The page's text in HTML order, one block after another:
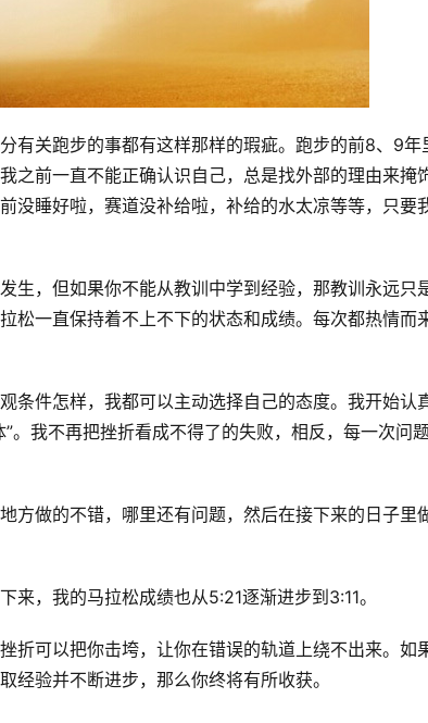
有关跑步的事都有这样那样的瑕疵。跑步的前8、9年
之前一直不能正确认识自己，总是找外部的理由来掩
睡好啦，赛道没补给啦，补给的水太凉等等，只要
生，但如果你不能从教训中学到经验，那教训永远只
松一直保持着不上不下的状态和成绩。每次都热情而
条件怎样，我都可以主动选择自己的态度。我开始认
。我不再把挫折看成不得了的失败，相反，每一次问
方做的不错，哪里还有问题，然后在接下来的日子里
，我的马拉松成绩也从5:21逐渐进步到3:11。
折可以把你击垮，让你在错误的轨道上绕不出来。如
经验并不断进步，那么你终将有所收获。